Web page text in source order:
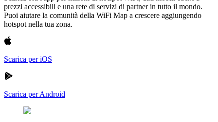
prezzi accessibili e una rete di servizi di partner in tutto il mondo.
Puoi aiutare la comunità della WiFi Map a crescere aggiungendo
hotspot nella tua zona.
Scarica per iOS
Scarica per Android